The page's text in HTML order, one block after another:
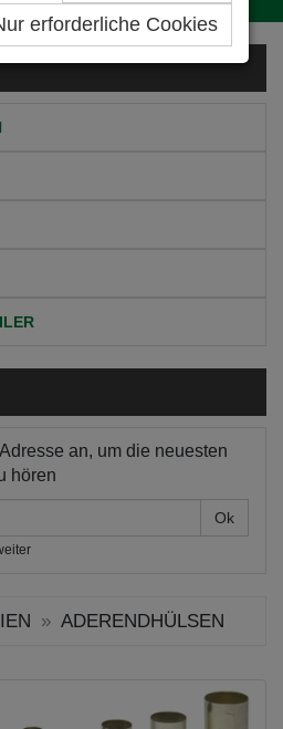
erforderliche Cookies
an, um die neuesten
hören
ADERENDHÜLSEN